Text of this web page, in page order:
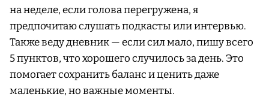
на неделе, если голова перегружена, я
предпочитаю слушать подкасты или интервью.
Также веду дневник — если сил мало, пишу всего
5 пунктов, что хорошего случилось за день. Это
помогает сохранить баланс и ценить даже
маленькие, но важные моменты.